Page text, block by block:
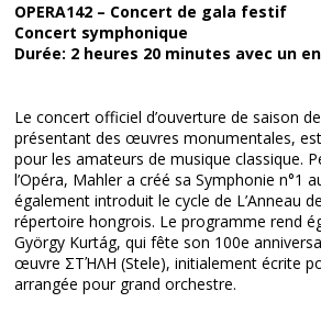
OPERA142 – Concert de gala festif
Concert symphonique
Durée: 2 heures 20 minutes avec un
Le concert officiel d’ouverture de saison de
présentant des œuvres monumentales,
pour les amateurs de musique classique.
l’Opéra, Mahler a créé sa Symphonie n°1
également introduit le cycle de L’Anneau
répertoire hongrois. Le programme rend
György Kurtág, qui fête son 100e
œuvre ΣΤΉΛΗ (Stele), initialement écrite
arrangée pour grand orchestre.